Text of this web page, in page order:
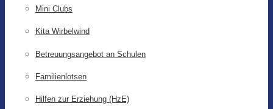
Mini Clubs
Kita Wirbelwind
Betreuungsangebot an Schulen
Familienlotsen
Hilfen zur Erziehung (HzE)